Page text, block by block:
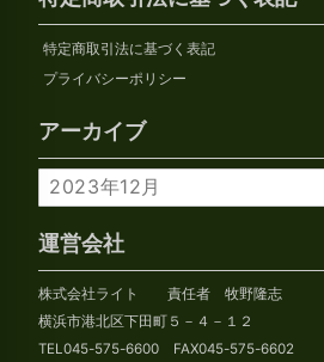
特定商取引法に基づく表記
プライバシーポリシー
アーカイブ
ア
ー
カ
イ
ブ
運営会社
株式会社ライト 責任者 牧野隆志
横浜市港北区下田町５－４－１２
TEL045-575-6600 FAX045-575-6602